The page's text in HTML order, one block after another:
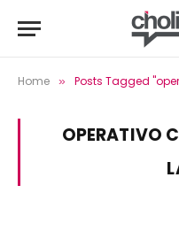
Home » Posts Tagged
OPERATIVO